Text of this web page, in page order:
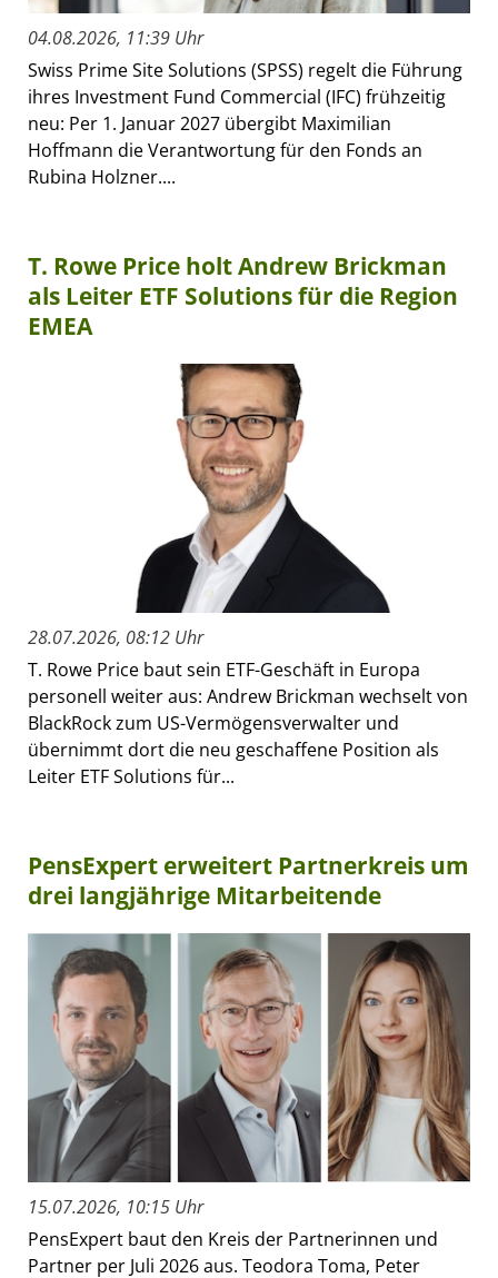
04.08.2026, 11:39 Uhr
Swiss Prime Site Solutions (SPSS) regelt die Führung
ihres Investment Fund Commercial (IFC) frühzeitig
neu: Per 1. Januar 2027 übergibt Maximilian
Hoffmann die Verantwortung für den Fonds an
Rubina Holzner....
T. Rowe Price holt Andrew Brickman
als Leiter ETF Solutions für die Region
EMEA
28.07.2026, 08:12 Uhr
T. Rowe Price baut sein ETF-Geschäft in Europa
personell weiter aus: Andrew Brickman wechselt von
BlackRock zum US-Vermögensverwalter und
übernimmt dort die neu geschaffene Position als
Leiter ETF Solutions für...
PensExpert erweitert Partnerkreis um
drei langjährige Mitarbeitende
15.07.2026, 10:15 Uhr
PensExpert baut den Kreis der Partnerinnen und
Partner per Juli 2026 aus. Teodora Toma, Peter